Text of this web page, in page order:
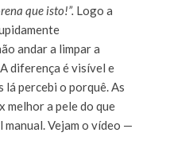
que isto!”. Logo a
andar a limpar a
diferença é visível e
percebi o porquê. As
melhor a pele do que
manual. Vejam o vídeo —